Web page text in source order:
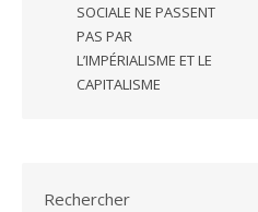
SOCIALE NE PASSENT
PAS PAR
L’IMPÉRIALISME ET LE
CAPITALISME
Rechercher